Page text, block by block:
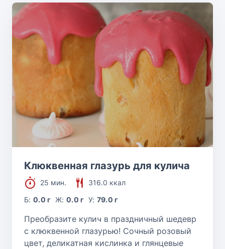
Клюквенная глазурь для кулича
25 мин.
316.0 ккал
Б:0.0 г Ж: 0.0 г У: 79.0 г
Преобразите кулич в праздничный шедевр
с клюквенной глазурью! Сочный розовый
цвет, деликатная кислинка и глянцевые